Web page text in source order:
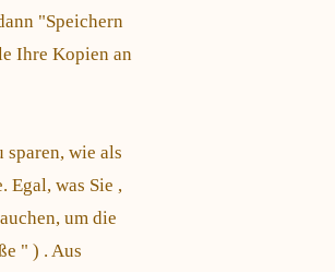
"Speichern
Ihre Kopien an
wie als
was Sie ,
um die
" ) . Aus